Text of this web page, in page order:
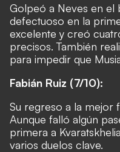
Golpeó a Neves en el
defectuoso en la
excelente y creó
precisos. También
para impedir que
Fabián Ruiz (7/10):
Su regreso a la mejor
Aunque falló algún
primera a
varios duelos clave.